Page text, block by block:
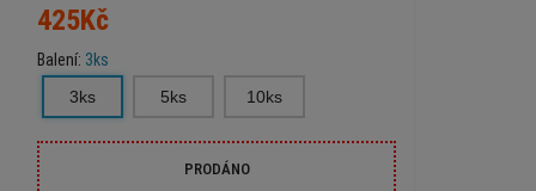
425Kč
Balení: 3ks
3ks
5ks 10ks
PRODÁNO